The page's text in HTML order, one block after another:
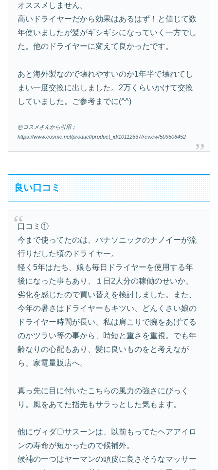
オススメしません。
高いドライヤーだから効果はあるはず！と信じて数
年使いましたが髪がギシギシになっていく一方でし
た。他のドライヤーに変えて良かったです。
あと海外製なので壊れやすいのか1年半で壊れてし
まい一度交換に出しました。2万くらいかけて交換
していました。ご参考までに(^^)
@コスメさんから引用；
https://www.cosme.net/product/product_id/10112537/review/509506452
良い口コミ
口コミ①
今まで使ってたのは、パナソニックのナノイーが流
行りだした頃のドライヤー。
軽く5年はたち、娘も毎日ドライヤーを使用する年
後になった事もあり、１日2人分の稼働のせいか、
劣化を感じたので買い替えを検討しました。また、
今年の暑さはドライヤーもキツい、どんくさい娘の
ドライヤー時間が長い、私は肩こりで腕をあげてる
のかツラい等の事から、時短と重さを重視。でも年
齢なりの心配もあり、髪に良いものをと考えなが
ら、家電量販店へ。
真っ先に目に付いたこちらの風力の強さにびっく
り。風をあてた指先もサラっとした気もます。
他にヴィダ〇サスーンは、以前もってたヘアアイロ
ンの寿命が短かったので候補外。
候補の一つはヤーマンの頭皮に良さそうなマッサー